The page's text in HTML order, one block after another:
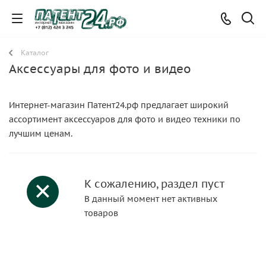
Каталог
Аксессуары для фото и видео
Интернет-магазин Патент24.рф предлагает широкий
ассортимент аксессуаров для фото и видео техники по
лучшим ценам.
К сожалению, раздел пуст
В данный момент нет активных
товаров